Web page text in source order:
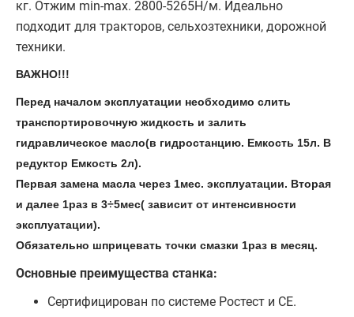
кг. Отжим min-max. 2800-5265Н/м. Идеально
подходит для тракторов, сельхозтехники, дорожной
техники.
ВАЖНО!!!
Перед началом эксплуатации необходимо слить
транспортировочную жидкость и залить
гидравлическое масло(в гидростанцию. Емкость 15л. В
редуктор Емкость 2л).
Первая замена масла через 1мес. эксплуатации. Вторая
и далее 1раз в 3÷5мес( зависит от интенсивности
эксплуатации).
Обязательно шприцевать точки смазки 1раз в месяц.
Основные преимущества станка:
Сертифицирован по системе Ростест и СЕ.